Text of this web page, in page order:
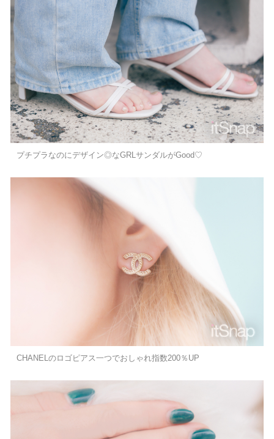
プチプラなのにデザイン◎なGRLサンダルがGood♡
CHANELのロゴピアス一つでおしゃれ指数200％UP